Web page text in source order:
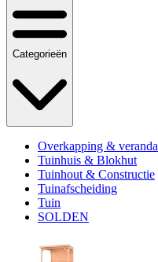
Categorieën
Overkapping & veranda
Tuinhuis & Blokhut
Tuinhout & Constructie
Tuinafscheiding
Tuin
SOLDEN